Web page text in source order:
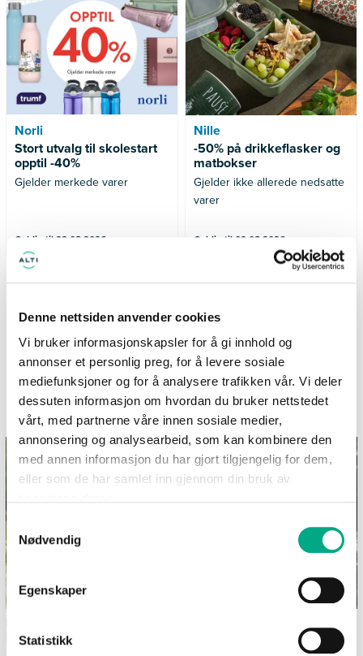
Denne nettsiden anvender cookies
Vi bruker informasjonskapsler for å gi innhold og
annonser et personlig preg, for å levere sosiale
mediefunksjoner og for å analysere trafikken vår. Vi deler
dessuten informasjon om hvordan du bruker nettstedet
vårt, med partnerne våre innen sosiale medier,
annonsering og analysearbeid, som kan kombinere den
med annen informasjon du har gjort tilgjengelig for dem,
eller som de har samlet inn gjennom din bruk av
Samtykkevalg
Nødvendig
Egenskaper
Statistikk
Norli
Stort utvalg til skolestart
opptil -40%
Gjelder merkede varer
Gyldig til 23.08.2026
Nille
-50% på drikkeflasker og
matbokser
Gjelder ikke allerede nedsatte
varer
Gyldig til 09.08.2026
SE FLERE TILBUD
Informasjon og inspirasjon fra
TillerTorget
hagen morsomme aktiviteter uten